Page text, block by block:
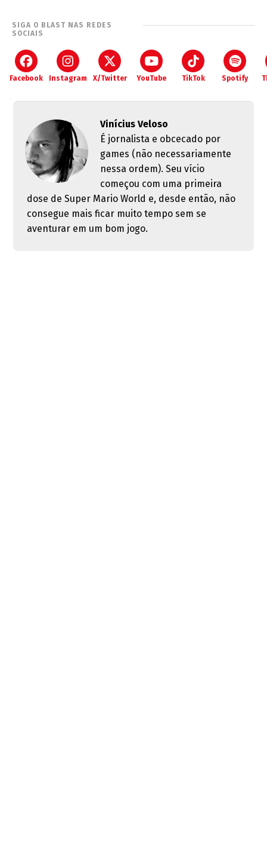
SIGA O BLAST NAS REDES
SOCIAIS
Facebook Instagram X/Twitter YouTube TikTok Spotify
Vinícius Veloso
É jornalista e obcecado por
games (não necessariamente
nessa ordem). Seu vício
começou com uma primeira
dose de Super Mario World e, desde então, não
consegue mais ficar muito tempo sem se
aventurar em um bom jogo.